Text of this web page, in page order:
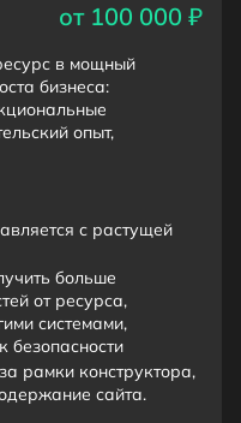
от 100 000 ₽
в мощный
бизнеса:
опыт,
с растущей
больше
от ресурса,
системами,
безопасности
рамки конструктора,
сайта.